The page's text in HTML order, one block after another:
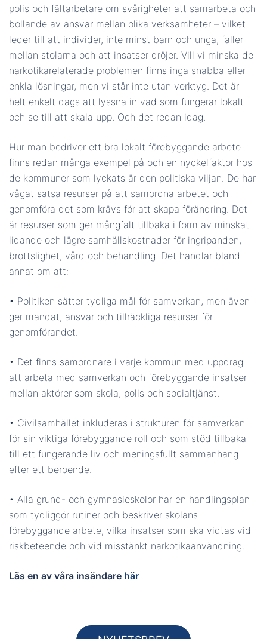
polis och fältarbetare om svårigheter att samarbeta och
bollande av ansvar mellan olika verksamheter – vilket
leder till att individer, inte minst barn och unga, faller
mellan stolarna och att insatser dröjer. Vill vi minska de
narkotikarelaterade problemen finns inga snabba eller
enkla lösningar, men vi står inte utan verktyg. Det är
helt enkelt dags att lyssna in vad som fungerar lokalt
och se till att skala upp. Och det redan idag.
Hur man bedriver ett bra lokalt förebyggande arbete
finns redan många exempel på och en nyckelfaktor hos
de kommuner som lyckats är den politiska viljan. De har
vågat satsa resurser på att samordna arbetet och
genomföra det som krävs för att skapa förändring. Det
är resurser som ger mångfalt tillbaka i form av minskat
lidande och lägre samhällskostnader för ingripanden,
brottslighet, vård och behandling. Det handlar bland
annat om att:
• Politiken sätter tydliga mål för samverkan, men även
ger mandat, ansvar och tillräckliga resurser för
genomförandet.
• Det finns samordnare i varje kommun med uppdrag
att arbeta med samverkan och förebyggande insatser
mellan aktörer som skola, polis och socialtjänst.
• Civilsamhället inkluderas i strukturen för samverkan
för sin viktiga förebyggande roll och som stöd tillbaka
till ett fungerande liv och meningsfullt sammanhang
efter ett beroende.
• Alla grund- och gymnasieskolor har en handlingsplan
som tydliggör rutiner och beskriver skolans
förebyggande arbete, vilka insatser som ska vidtas vid
riskbeteende och vid misstänkt narkotikaanvändning.
Läs en av våra insändare här